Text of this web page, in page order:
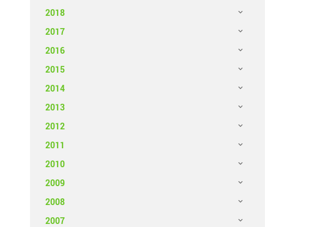
2018
2017
2016
2015
2014
2013
2012
2011
2010
2009
2008
2007